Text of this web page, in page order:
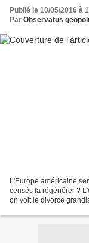
Publié le 10/05/2016 à
Par Observatus
L'Europe américaine
censés la régénérer ?
on voit le divorce